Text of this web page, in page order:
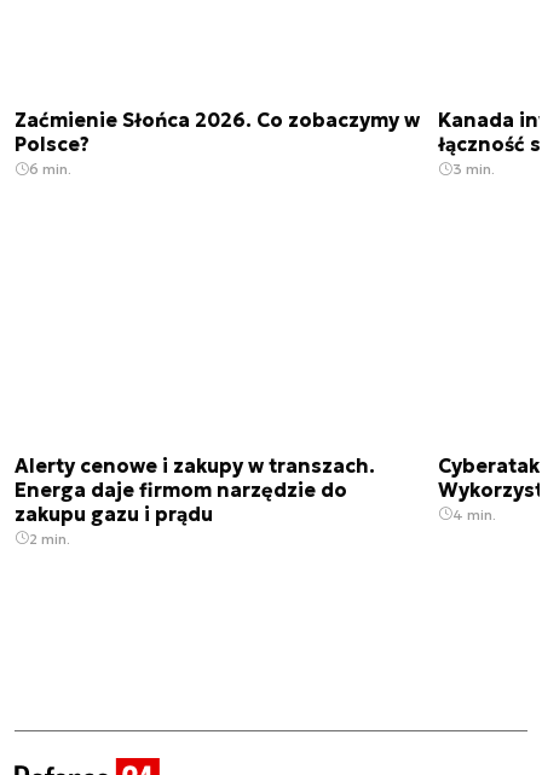
Zaćmienie Słońca 2026. Co zobaczymy w
Polsce?
6 min.
Kanada
łączność
3 min.
Alerty cenowe i zakupy w transzach.
Energa daje firmom narzędzie do
zakupu gazu i prądu
2 min.
4 min.